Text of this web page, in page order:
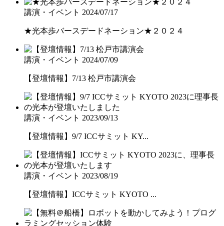
講演・イベント 2024/07/17
★光本歩バースデードネーション★２０２４
講演・イベント 2024/07/09
【登壇情報】7/13 松戸市講演会
講演・イベント 2023/09/13
【登壇情報】9/7 ICCサミット KY...
講演・イベント 2023/08/19
【登壇情報】ICCサミット KYOTO ...